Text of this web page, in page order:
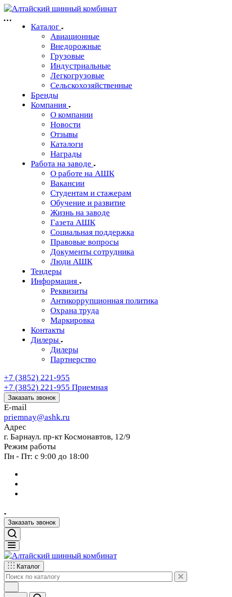
Каталог
Авиационные
Внедорожные
Грузовые
Индустриальные
Легкогрузовые
Сельскохозяйственные
Бренды
Компания
О компании
Новости
Отзывы
Каталоги
Награды
Работа на заводе
О работе на АШК
Вакансии
Студентам и стажерам
Обучение и развитие
Жизнь на заводе
Газета АШК
Социальная поддержка
Правовые вопросы
Документы сотрудника
Люди АШК
Тендеры
Информация
Реквизиты
Антикоррупционная политика
Охрана труда
Маркировка
Контакты
Дилеры
Дилеры
Партнерство
+7 (3852) 221-955
+7 (3852) 221-955 Приемная
Заказать звонок
E-mail
priemnay@ashk.ru
Адрес
г. Барнаул. пр-кт Космонавтов, 12/9
Режим работы
Пн - Пт: с 9:00 до 18:00
Заказать звонок
Каталог